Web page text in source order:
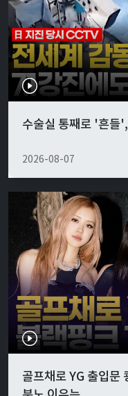
수술실 통째로 '흔들
2026-08-07
골프채로 YG 출입문